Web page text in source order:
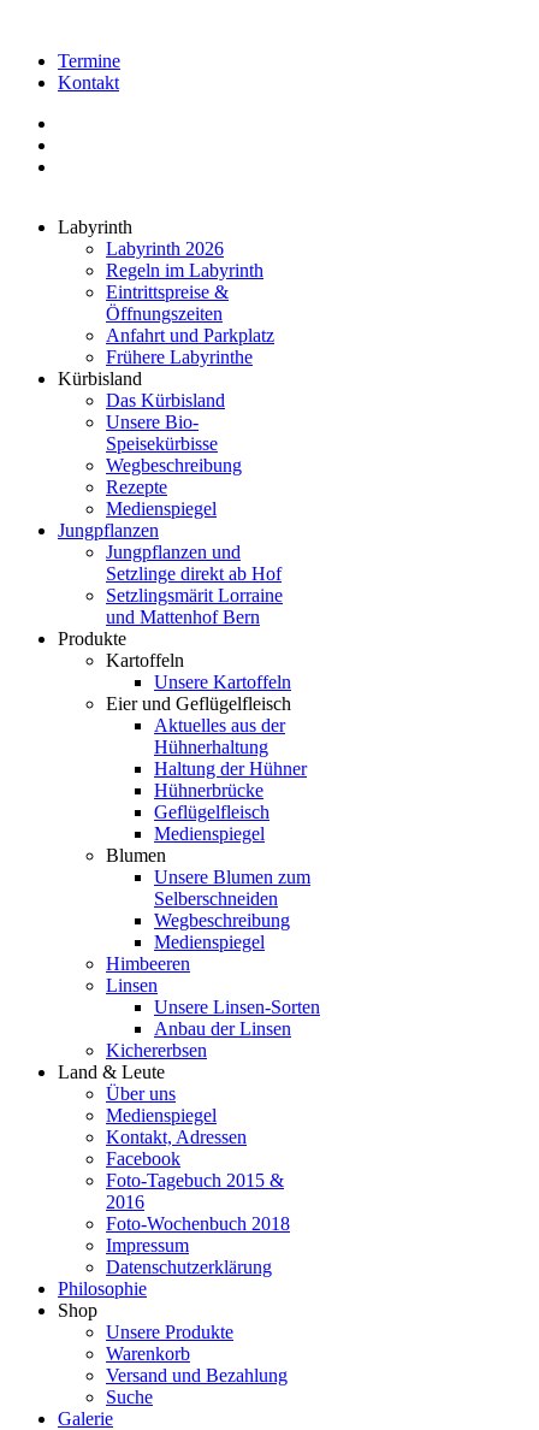
Termine
Kontakt
Labyrinth
Labyrinth 2026
Regeln im Labyrinth
Eintrittspreise &
Öffnungszeiten
Anfahrt und Parkplatz
Frühere Labyrinthe
Kürbisland
Das Kürbisland
Unsere Bio-
Speisekürbisse
Wegbeschreibung
Rezepte
Medienspiegel
Jungpflanzen
Jungpflanzen und
Setzlinge direkt ab Hof
Setzlingsmärit Lorraine
und Mattenhof Bern
Produkte
Kartoffeln
Unsere Kartoffeln
Eier und Geflügelfleisch
Aktuelles aus der
Hühnerhaltung
Haltung der Hühner
Hühnerbrücke
Geflügelfleisch
Medienspiegel
Blumen
Unsere Blumen zum
Selberschneiden
Wegbeschreibung
Medienspiegel
Himbeeren
Linsen
Unsere Linsen-Sorten
Anbau der Linsen
Kichererbsen
Land & Leute
Über uns
Medienspiegel
Kontakt, Adressen
Facebook
Foto-Tagebuch 2015 &
2016
Foto-Wochenbuch 2018
Impressum
Datenschutzerklärung
Philosophie
Shop
Unsere Produkte
Warenkorb
Versand und Bezahlung
Suche
Galerie